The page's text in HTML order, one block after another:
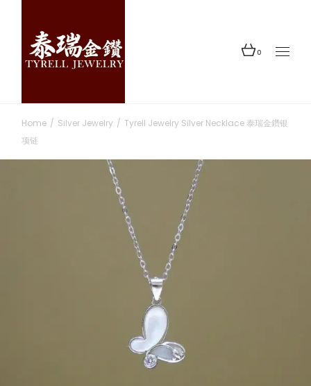
0
Home Silver Jewelry
Tyrell Jewelry Silver Necklace 泰瑞金鑽银
项链